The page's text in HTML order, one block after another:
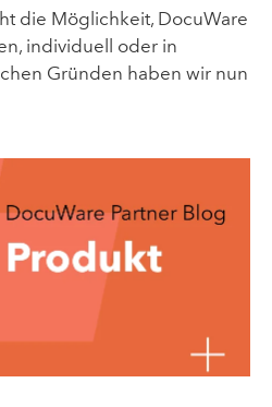
die Möglichkeit, DocuWare
individuell oder in
Gründen haben wir nun